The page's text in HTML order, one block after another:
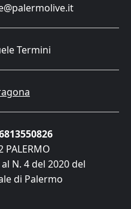
Termini
N. 4 del 2020 del
di Palermo